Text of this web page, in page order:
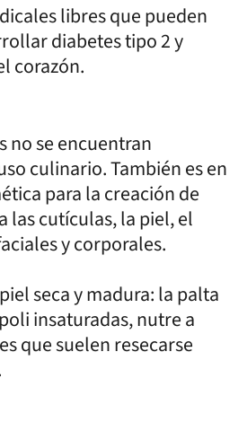
libres que pueden
diabetes tipo 2 y
corazón.
no se encuentran
culinario. También es en
para la creación de
las cutículas, la piel, el
y corporales.
seca y madura: la palta
insaturadas, nutre a
que suelen resecarse